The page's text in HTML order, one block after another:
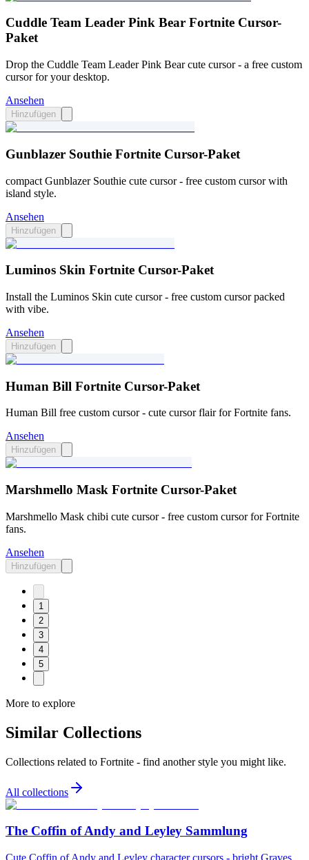
Cuddle Team Leader Pink Bear Fortnite Cursor-
Paket
Drop the Cuddle Team Leader Pink Bear cute cursor - a free custom
cursor for your desktop.
Ansehen
Hinzufügen
Gunblazer Southie Fortnite Cursor-Paket
compact Gunblazer Southie cute cursor - free custom cursor with
island style.
Ansehen
Hinzufügen
Luminos Skin Fortnite Cursor-Paket
Install the Luminos Skin cute cursor - free custom cursor packed
with vibe.
Ansehen
Hinzufügen
Human Bill Fortnite Cursor-Paket
Human Bill free custom cursor - cute cursor flair for Fortnite fans.
Ansehen
Hinzufügen
Marshmello Mask Fortnite Cursor-Paket
Marshmello Mask chibi cute cursor - free custom cursor for Fortnite
fans.
Ansehen
Hinzufügen
1
2
3
4
5
More to explore
Similar Collections
Collections related to Fortnite - find another style you might like.
All collections
The Coffin of Andy and Leyley Sammlung
Cute Coffin of Andy and Leyley character cursors - bright Graves